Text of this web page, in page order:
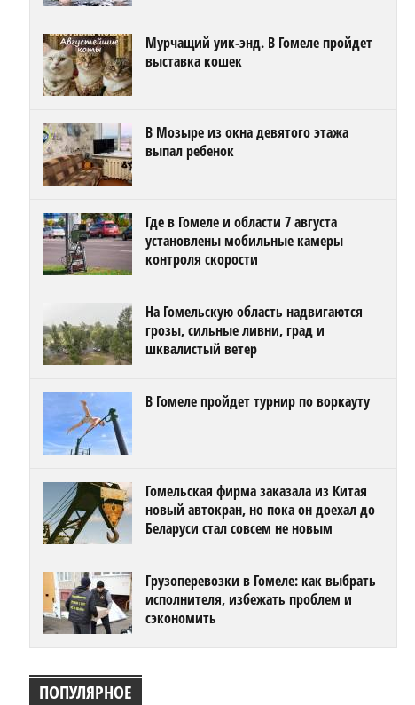
Мурчащий уик-энд. В Гомеле пройдет
выставка кошек
В Мозыре из окна девятого этажа
выпал ребенок
Где в Гомеле и области 7 августа
установлены мобильные камеры
контроля скорости
На Гомельскую область надвигаются
грозы, сильные ливни, град и
шквалистый ветер
В Гомеле пройдет турнир по воркауту
Гомельская фирма заказала из Китая
новый автокран, но пока он доехал до
Беларуси стал совсем не новым
Грузоперевозки в Гомеле: как выбрать
исполнителя, избежать проблем и
сэкономить
ПОПУЛЯРНОЕ